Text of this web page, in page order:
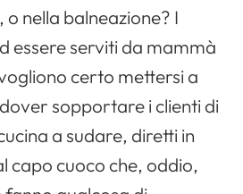
nella balneazione? I
essere serviti da mammà
certo mettersi a
sopportare i clienti di
a sudare, diretti in
capo cuoco che, oddio,